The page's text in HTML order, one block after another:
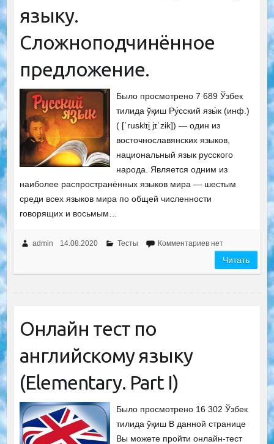
языку.
Сложноподчинённое
предложение.
Было просмотрено 7 689 Ўзбек
тилида ўқиш Ру́сский язы́к (инф.)
( [ˈruskʲɪi̯ jɪˈzɨk]) — один из
восточнославянских языков,
национальный язык русского
народа. Является одним из
наиболее распространённых языков мира — шестым
среди всех языков мира по общей численности
говорящих и восьмым…
admin 14.08.2020 Тесты Комментариев нет
Читать
Онлайн тест по
английскому языку
(Elementary. Part I)
Было просмотрено 16 302 Ўзбек
тилида ўқиш В данной странице
Вы можете пройти онлайн-тест